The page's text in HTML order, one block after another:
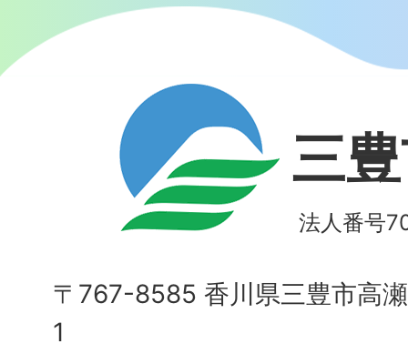
三
法人番号
〒767-8585 香川県三豊市高
1